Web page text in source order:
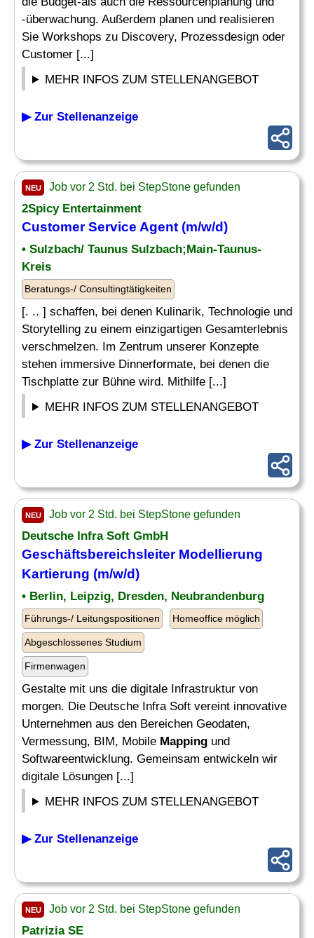
-überwachung. Außerdem planen und realisieren
Sie Workshops zu Discovery, Prozessdesign oder
Customer [...]
MEHR INFOS ZUM STELLENANGEBOT
▶ Zur Stellenanzeige
NEU Job vor 2 Std. bei StepStone gefunden
2Spicy Entertainment
Customer Service Agent (m/w/d)
• Sulzbach/ Taunus Sulzbach;Main-Taunus-
Kreis
Beratungs-/ Consultingtätigkeiten
[. .. ] schaffen, bei denen Kulinarik, Technologie und
Storytelling zu einem einzigartigen Gesamterlebnis
verschmelzen. Im Zentrum unserer Konzepte
stehen immersive Dinnerformate, bei denen die
Tischplatte zur Bühne wird. Mithilfe [...]
MEHR INFOS ZUM STELLENANGEBOT
▶ Zur Stellenanzeige
NEU Job vor 2 Std. bei StepStone gefunden
Deutsche Infra Soft GmbH
Geschäftsbereichsleiter Modellierung
Kartierung (m/w/d)
• Berlin, Leipzig, Dresden, Neubrandenburg
Führungs-/ Leitungspositionen Homeoffice möglich
Abgeschlossenes Studium
Firmenwagen
Gestalte mit uns die digitale Infrastruktur von
morgen. Die Deutsche Infra Soft vereint innovative
Unternehmen aus den Bereichen Geodaten,
Vermessung, BIM, Mobile Mapping und
Softwareentwicklung. Gemeinsam entwickeln wir
digitale Lösungen [...]
MEHR INFOS ZUM STELLENANGEBOT
▶ Zur Stellenanzeige
NEU Job vor 2 Std. bei StepStone gefunden
Patrizia SE